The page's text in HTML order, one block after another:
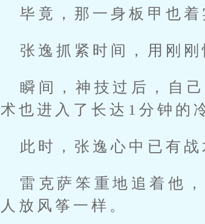
毕竟，那一身板甲也着
张逸抓紧时间，用刚
瞬间，神技过后，自
术也进入了长达1分钟的
此时，张逸心中已有战
雷克萨笨重地追着他
人放风筝一样。